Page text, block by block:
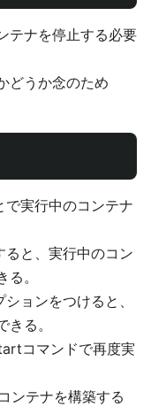
テナを停止する必要
どうか念のため
実行中のコンテナ
と、実行中のコン
。
ョンをつけると、
る。
コマンドで再度実
ンテナを構築する